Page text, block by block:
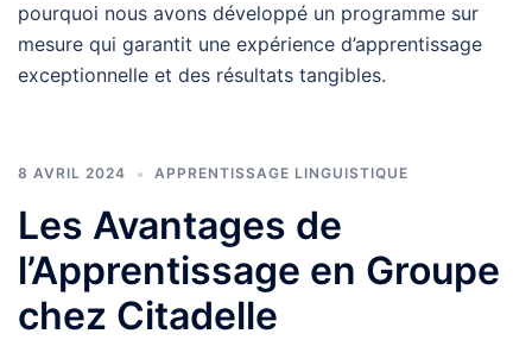
pourquoi nous avons développé un programme sur
mesure qui garantit une expérience d’apprentissage
exceptionnelle et des résultats tangibles.
8 AVRIL 2024 APPRENTISSAGE LINGUISTIQUE
Les Avantages de
l’Apprentissage en Groupe
chez Citadelle